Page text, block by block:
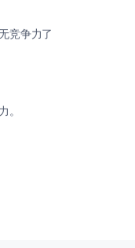
竞争力了
。